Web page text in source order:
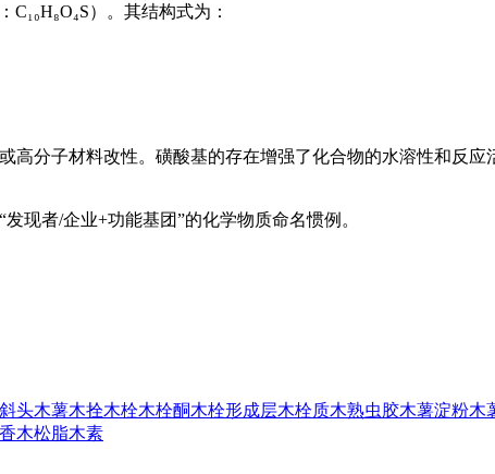
）。其结构式为：
高分子材料改性。磺酸基的存在增强了化合物的水溶性和反应
现者/企业+功能基团”的化学物质命名惯例。
头木薯木拴木栓木栓酮木栓形成层木栓质木熟虫胶木薯淀粉木
木松脂木素